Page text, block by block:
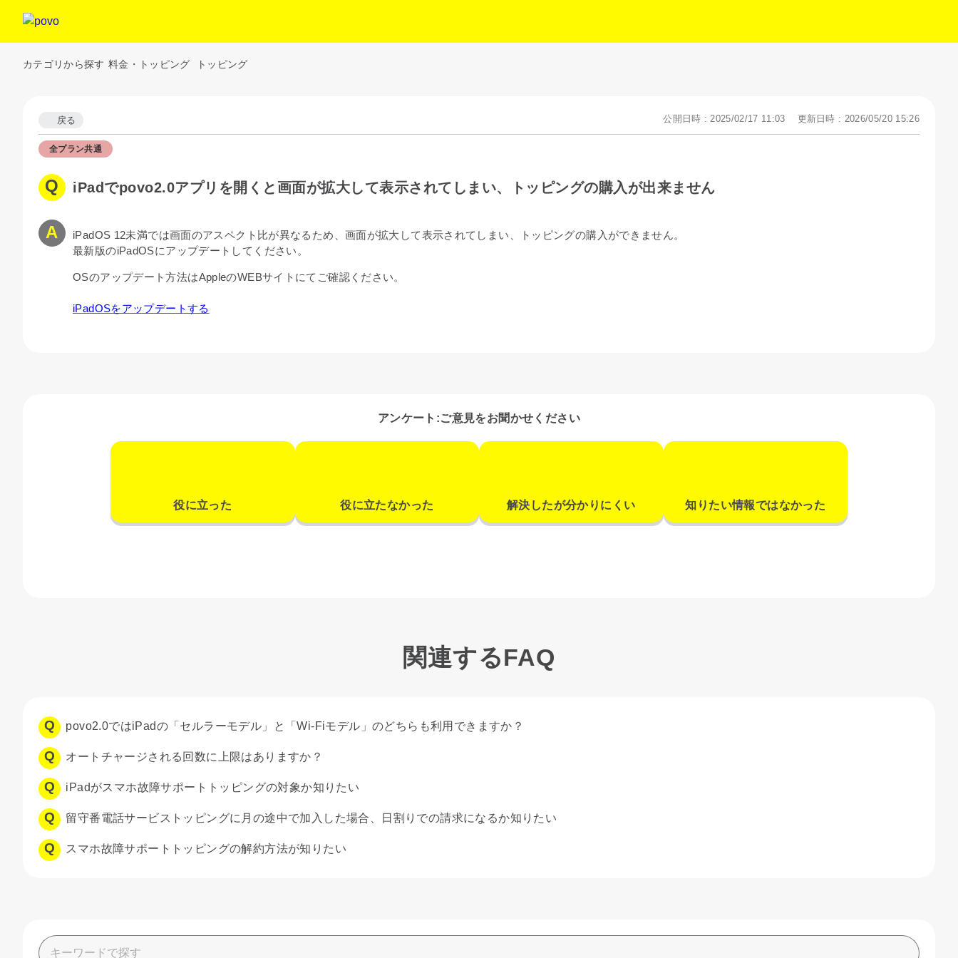
カテゴリから探す 料金・トッピング トッピング
戻る 公開日時 : 2025/02/17 11:03 更新日時 : 2026/05/20 15:26
全プラン共通
iPadでpovo2.0アプリを開くと画面が拡大して表示されてしまい、トッピングの購入が出来ません
iPadOS 12未満では画面のアスペクト比が異なるため、画面が拡大して表示されてしまい、トッピングの購入ができません。
最新版のiPadOSにアップデートしてください。
OSのアップデート方法はAppleのWEBサイトにてご確認ください。
iPadOSをアップデートする
アンケート:ご意見をお聞かせください
役に立った 役に立たなかった 解決したが分かりにくい 知りたい情報ではなかった
関連するFAQ
povo2.0ではiPadの「セルラーモデル」と「Wi-Fiモデル」のどちらも利用できますか？
オートチャージされる回数に上限はありますか？
iPadがスマホ故障サポートトッピングの対象か知りたい
留守番電話サービストッピングに月の途中で加入した場合、日割りでの請求になるか知りたい
スマホ故障サポートトッピングの解約方法が知りたい